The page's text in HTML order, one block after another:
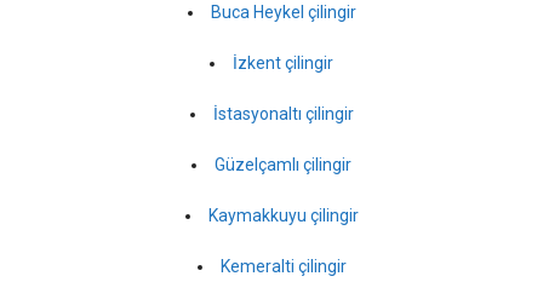
Buca Heykel çilingir
İzkent çilingir
İstasyonaltı çilingir
Güzelçamlı çilingir
Kaymakkuyu çilingir
Kemeralti çilingir